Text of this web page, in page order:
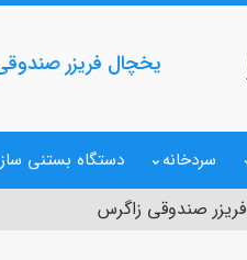
یخچال فریزر
سردخانه دستگاه بستنی ساز
فریزر صندوقی زاگرس